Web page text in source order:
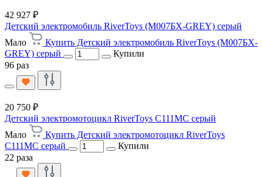
42 927 ₽
Детский электромобиль RiverToys (М007БХ-GREY) серый
Мало
Купить Детский электромобиль RiverToys (М007БХ-
GREY) серый
Купили
96 раз
20 750 ₽
Детский электромотоцикл RiverToys C111MC серый
Мало
Купить Детский электромотоцикл RiverToys
C111MC серый
Купили
22 раза